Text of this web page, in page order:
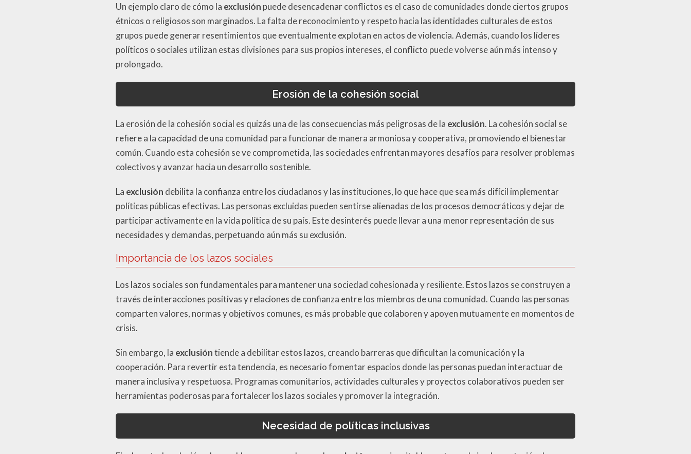
Un ejemplo claro de cómo la exclusión puede desencadenar conflictos es el caso de comunidades donde ciertos grupos
étnicos o religiosos son marginados. La falta de reconocimiento y respeto hacia las identidades culturales de estos
grupos puede generar resentimientos que eventualmente explotan en actos de violencia. Además, cuando los líderes
políticos o sociales utilizan estas divisiones para sus propios intereses, el conflicto puede volverse aún más intenso y
prolongado.
Erosión de la cohesión social
La erosión de la cohesión social es quizás una de las consecuencias más peligrosas de la exclusión. La cohesión social se
refiere a la capacidad de una comunidad para funcionar de manera armoniosa y cooperativa, promoviendo el bienestar
común. Cuando esta cohesión se ve comprometida, las sociedades enfrentan mayores desafíos para resolver problemas
colectivos y avanzar hacia un desarrollo sostenible.
La exclusión debilita la confianza entre los ciudadanos y las instituciones, lo que hace que sea más difícil implementar
políticas públicas efectivas. Las personas excluidas pueden sentirse alienadas de los procesos democráticos y dejar de
participar activamente en la vida política de su país. Este desinterés puede llevar a una menor representación de sus
necesidades y demandas, perpetuando aún más su exclusión.
Importancia de los lazos sociales
Los lazos sociales son fundamentales para mantener una sociedad cohesionada y resiliente. Estos lazos se construyen a
través de interacciones positivas y relaciones de confianza entre los miembros de una comunidad. Cuando las personas
comparten valores, normas y objetivos comunes, es más probable que colaboren y apoyen mutuamente en momentos de
crisis.
Sin embargo, la exclusióntiende a debilitar estos lazos, creando barreras que dificultan la comunicación y la
cooperación. Para revertir esta tendencia, es necesario fomentar espacios donde las personas puedan interactuar de
manera inclusiva y respetuosa. Programas comunitarios, actividades culturales y proyectos colaborativos pueden ser
herramientas poderosas para fortalecer los lazos sociales y promover la integración.
Necesidad de políticas inclusivas